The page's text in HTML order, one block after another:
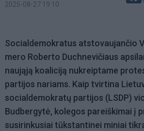
2025-08-27 19:10
Socialdemokratus atstovaujančio
mero Roberto Duchnevičiaus
naująją koaliciją nukreiptame
partijos nariams. Kaip tvirtina
socialdemokratų partijos (LSDP)
Budbergytė, kolegos pareiškimai į
susirinkusiai tūkstantinei miniai